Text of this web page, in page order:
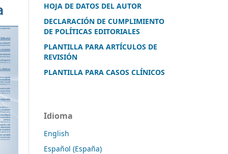
HOJA DE DATOS DEL AUTOR
DECLARACIÓN DE CUMPLIMIENTO
DE POLÍTICAS EDITORIALES
PLANTILLA PARA ARTÍCULOS DE
REVISIÓN
PLANTILLA PARA CASOS CLÍNICOS
Idioma
English
Español (España)